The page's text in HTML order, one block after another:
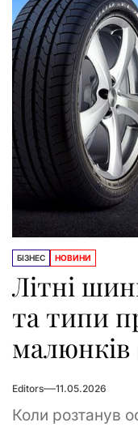
БІЗНЕС НОВИНИ
Літні
та типи
малюнків
Editors 11.05.2026
Коли розтанув